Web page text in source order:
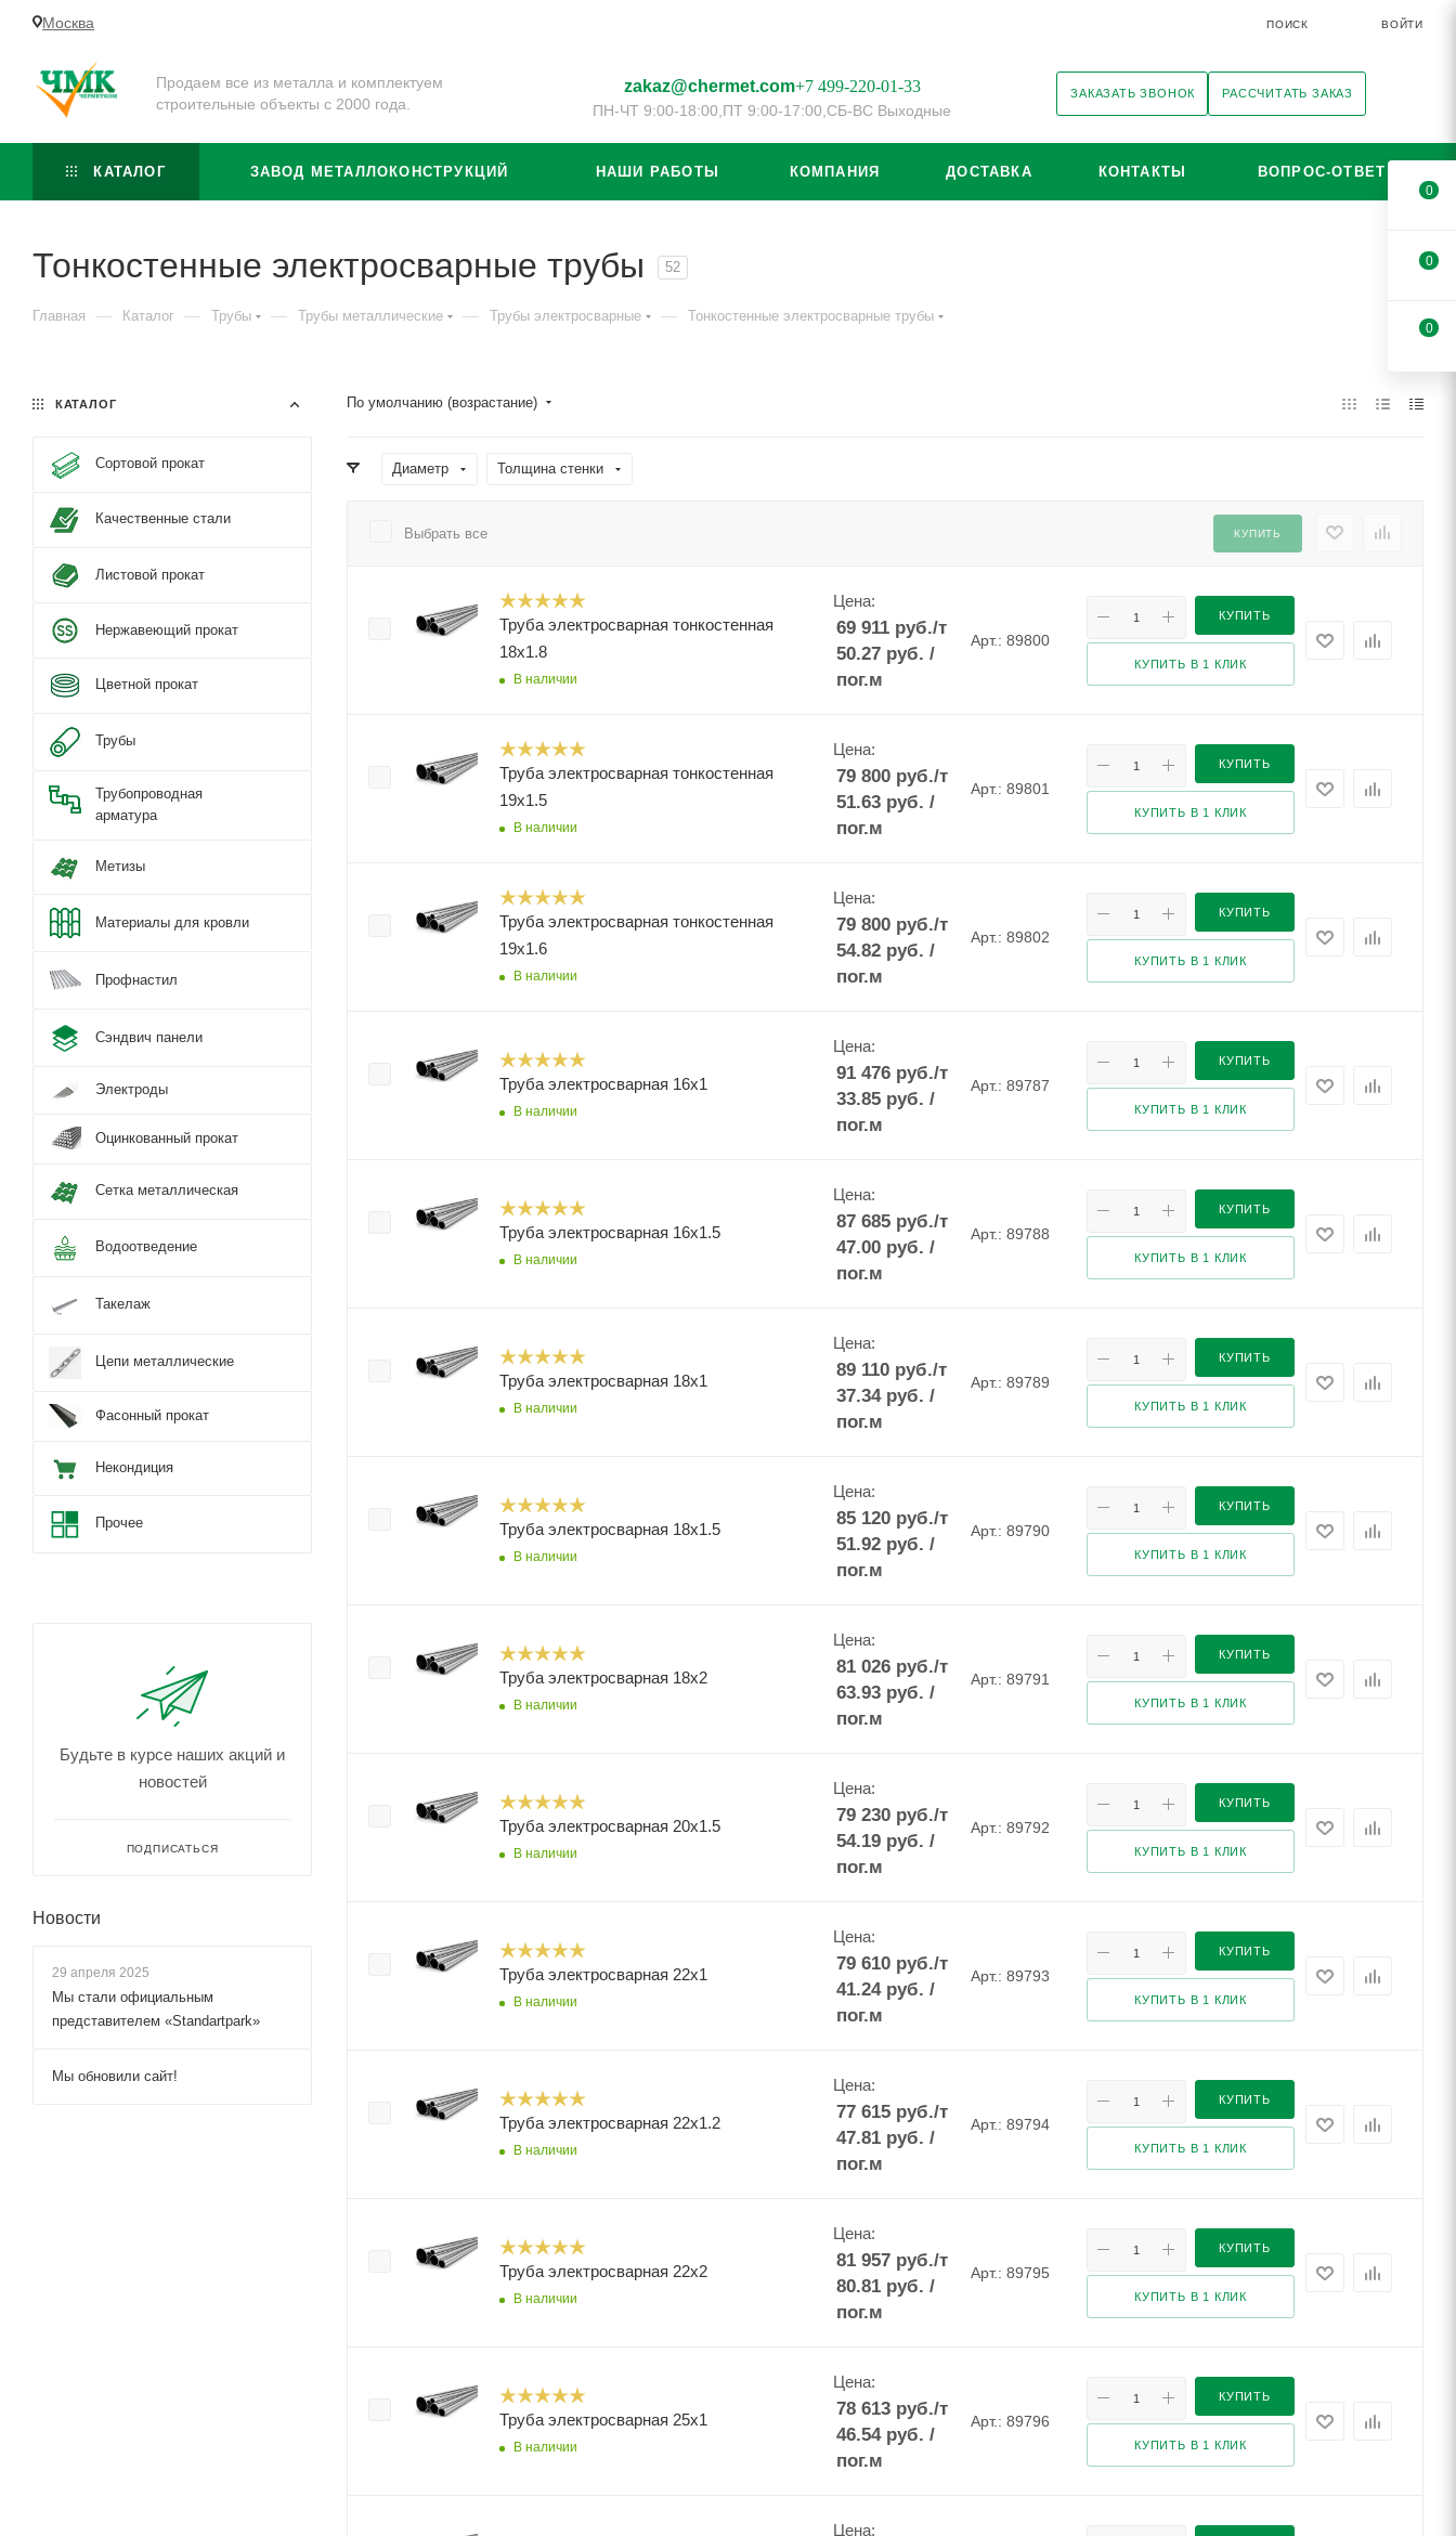
Москва ПОИСК ВОЙТИ
Продаем все из металла и комплектуем
строительные объекты с 2000 года.
zakaz@chermet.com+7 499-220-01-33
ПН-ЧТ 9:00-18:00, ПТ 9:00-17:00, СБ-ВС Выходные
ЗАКАЗАТЬ ЗВОНОК РАССЧИТАТЬ ЗАКАЗ
КАТАЛОГ ЗАВОД МЕТАЛЛОКОНСТРУКЦИЙ НАШИ РАБОТЫ КОМПАНИЯ ДОСТАВКА КОНТАКТЫ ВОПРОС-ОТВЕТ
Тонкостенные электросварные трубы 52
Главная — Каталог — Трубы — Трубы металлические — Трубы электросварные — Тонкостенные электросварные трубы
По умолчанию (возрастание)
Диаметр Толщина стенки
Выбрать все КУПИТЬ
Труба электросварная тонкостенная
18x1.8
В наличии
Цена:
69 911руб./т
50.27 руб. /
пог.м
Арт.: 89800
КУПИТЬ
КУПИТЬ В 1 КЛИК
Труба электросварная тонкостенная
19x1.5
В наличии
Цена:
79 800руб./т
51.63 руб. /
пог.м
Арт.: 89801
КУПИТЬ
КУПИТЬ В 1 КЛИК
Труба электросварная тонкостенная
19x1.6
В наличии
Цена:
79 800руб./т
54.82 руб. /
пог.м
Арт.: 89802
КУПИТЬ
КУПИТЬ В 1 КЛИК
Труба электросварная 16x1
В наличии
Цена:
91 476руб./т
33.85 руб. /
пог.м
Арт.: 89787
КУПИТЬ
КУПИТЬ В 1 КЛИК
Труба электросварная 16x1.5
В наличии
Цена:
87 685руб./т
47.00 руб. /
пог.м
Арт.: 89788
КУПИТЬ
КУПИТЬ В 1 КЛИК
Труба электросварная 18x1
В наличии
Цена:
89 110руб./т
37.34 руб. /
пог.м
Арт.: 89789
КУПИТЬ
КУПИТЬ В 1 КЛИК
Труба электросварная 18x1.5
В наличии
Цена:
85 120руб./т
51.92 руб. /
пог.м
Арт.: 89790
КУПИТЬ
КУПИТЬ В 1 КЛИК
Труба электросварная 18x2
В наличии
Цена:
81 026руб./т
63.93 руб. /
пог.м
Арт.: 89791
КУПИТЬ
КУПИТЬ В 1 КЛИК
Труба электросварная 20x1.5
В наличии
Цена:
79 230руб./т
54.19 руб. /
пог.м
Арт.: 89792
КУПИТЬ
КУПИТЬ В 1 КЛИК
Труба электросварная 22x1
В наличии
Цена:
79 610руб./т
41.24 руб. /
пог.м
Арт.: 89793
КУПИТЬ
КУПИТЬ В 1 КЛИК
Труба электросварная 22x1.2
В наличии
Цена:
77 615руб./т
47.81 руб. /
пог.м
Арт.: 89794
КУПИТЬ
КУПИТЬ В 1 КЛИК
Труба электросварная 22x2
В наличии
Цена:
81 957руб./т
80.81 руб. /
пог.м
Арт.: 89795
КУПИТЬ
КУПИТЬ В 1 КЛИК
Труба электросварная 25x1
В наличии
Цена:
78 613руб./т
46.54 руб. /
пог.м
Арт.: 89796
КУПИТЬ
КУПИТЬ В 1 КЛИК
Цена:
КАТАЛОГ
Сортовой прокат
Качественные стали
Листовой прокат
Нержавеющий прокат
Цветной прокат
Трубы
Трубопроводная
арматура
Метизы
Материалы для кровли
Профнастил
Сэндвич панели
Электроды
Оцинкованный прокат
Сетка металлическая
Водоотведение
Такелаж
Цепи металлические
Фасонный прокат
Некондиция
Прочее
Будьте в курсе наших акций и
новостей
ПОДПИСАТЬСЯ
Новости
29 апреля 2025
Мы стали официальным
представителем «Standartpark»
Мы обновили сайт!
0
0
0